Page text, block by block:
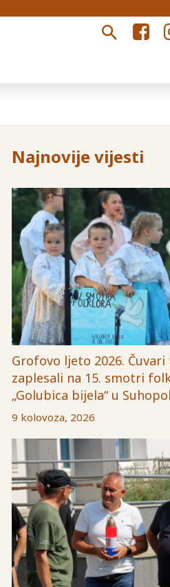
Najnovije vijesti
Grofovo ljeto 2026.
zaplesali na 15. smotri
„Golubica bijela“ u
9 kolovoza, 2026